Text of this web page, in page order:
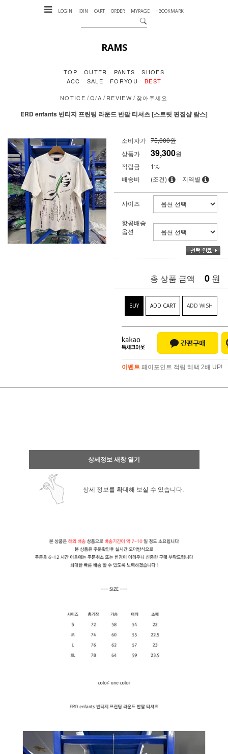
LOGIN JOIN CART ORDER MYPAGE +BOOKMARK
RAMS
TOP OUTER PANTS
SHOES
ACC
SALE FORYOU BEST
NOTICE /Q/A /REVIEW /찾아주세요
ERD enfants 빈티지 프린팅 라운드 반팔 티셔츠 [스트릿 편집샵 람스]
소비자가 75,000원
상품가
39,300원
적립금
1%
배송비
(조건) 지역별
사이즈
항공배송
옵션
총 상품 금액 0 원
BUY ADD CART ADD WISH
이벤트 페이포인트 적립 혜택 2배 UP!
상세정보 새창 열기
상세 정보를 확대해 보실 수 있습니다.